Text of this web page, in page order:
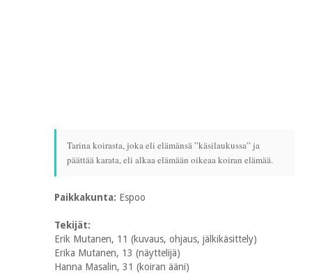
Tarina koirasta, joka eli elämänsä ”käsilaukussa” ja
päättää karata, eli alkaa elämään oikeaa koiran elämää.
Paikkakunta: Espoo
Tekijät:
Erik Mutanen, 11 (kuvaus, ohjaus, jälkikäsittely)
Erika Mutanen, 13 (näyttelijä)
Hanna Masalin, 31 (koiran ääni)